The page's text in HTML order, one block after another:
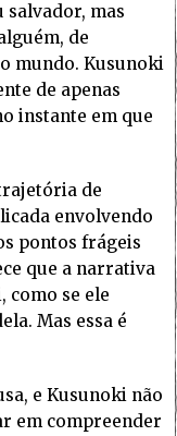
salvador, mas
de
mundo. Kusunoki
de apenas
instante em que
de
envolvendo
pontos frágeis
que a narrativa
como se ele
Mas essa é
e Kusunoki não
em compreender